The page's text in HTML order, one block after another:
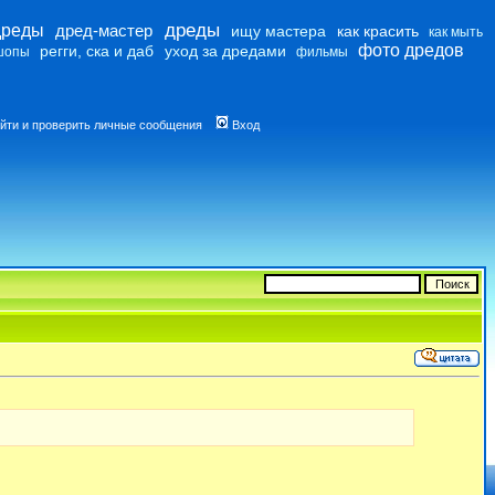
дред-мастер дреды ищу мастера как красить
как мыть
регги, ска и даб уход за дредами фильмы фото дредов
и проверить личные сообщения Вход